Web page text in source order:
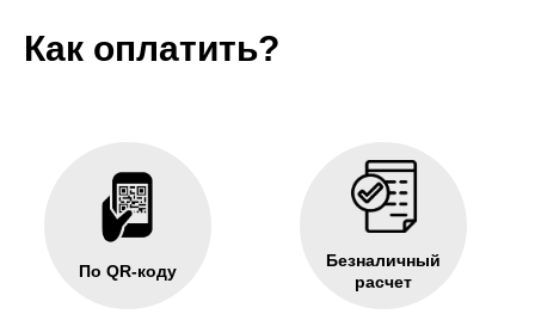
Как оплатить?
По QR-коду
Безналичный
расчет